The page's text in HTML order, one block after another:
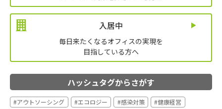
入居中
毎日来たくなるオフィスの実現を
目指している方へ
ハッシュタグからさがす
#アウトソーシング #エコロジー #感染対策
#健康経営